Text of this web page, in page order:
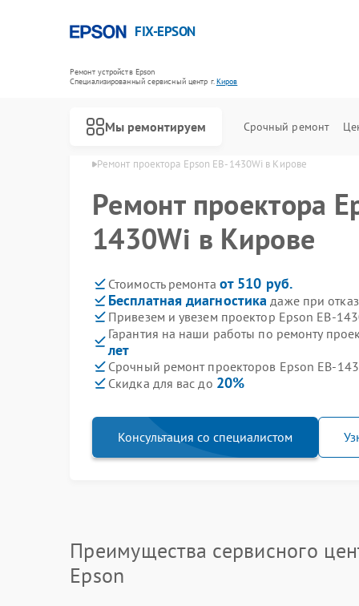
FIX-EPSON
Ремонт устройств Epson
Специализированный cервисный центр г.Киров
Мы ремонтируем Срочный ремонт
Ремонт проектора Epson EB-1430Wi в Кирове
Ремонт проектора
1430Wi в Кирове
Стоимость ремонта от 510 руб.
Бесплатная диагностика даже при
Привезем и увезем проектор Epson EB-
Гарантия на наши работы по ремонту
лет
Срочный ремонт проекторов Epson EB-
Скидка для вас до 20%
Консультация со специалистом
Преимущества сервисного
Epson